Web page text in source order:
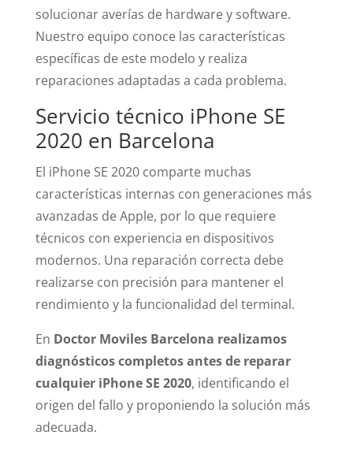
solucionar averías de hardware y software.
Nuestro equipo conoce las características
específicas de este modelo y realiza
reparaciones adaptadas a cada problema.
Servicio técnico iPhone SE
2020 en Barcelona
El iPhone SE 2020 comparte muchas
características internas con generaciones más
avanzadas de Apple, por lo que requiere
técnicos con experiencia en dispositivos
modernos. Una reparación correcta debe
realizarse con precisión para mantener el
rendimiento y la funcionalidad del terminal.
En Doctor Moviles Barcelona realizamos
diagnósticos completos antes de reparar
cualquier iPhone SE 2020, identificando el
origen del fallo y proponiendo la solución más
adecuada.